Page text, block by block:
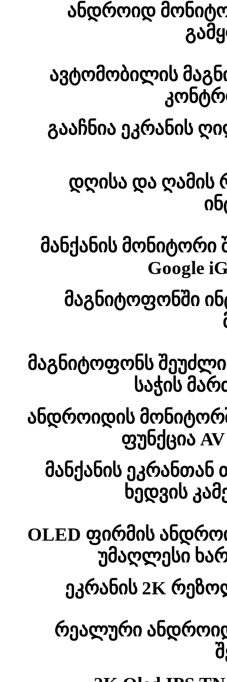
ანდროიდ
ავტომობილის
გააჩნია ეკრანის
დღისა და ღამის
მანქანის მონიტორი
Google
მაგნიტოფონში
მაგნიტოფონს
საჭის
ანდროიდის
ფუნქცია
მანქანის ეკრანთან
ხედვის
OLED ფირმის
უმაღლესი
ეკრანის 2K
რეალური